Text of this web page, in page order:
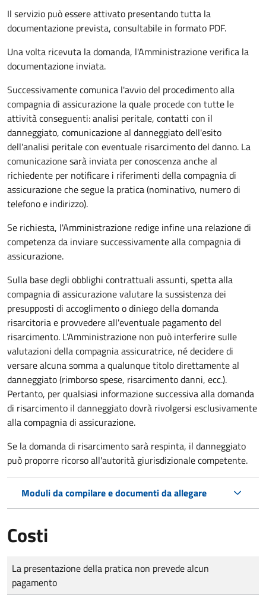
Il servizio può essere attivato presentando tutta la
documentazione prevista, consultabile in formato PDF.
Una volta ricevuta la domanda, l'Amministrazione verifica la
documentazione inviata.
Successivamente comunica l'avvio del procedimento alla
compagnia di assicurazione la quale procede con tutte le
attività conseguenti: analisi peritale, contatti con il
danneggiato, comunicazione al danneggiato dell'esito
dell'analisi peritale con eventuale risarcimento del danno. La
comunicazione sarà inviata per conoscenza anche al
richiedente per notificare i riferimenti della compagnia di
assicurazione che segue la pratica (nominativo, numero di
telefono e indirizzo).
Se richiesta, l'Amministrazione redige infine una relazione di
competenza da inviare successivamente alla compagnia di
assicurazione.
Sulla base degli obblighi contrattuali assunti, spetta alla
compagnia di assicurazione valutare la sussistenza dei
presupposti di accoglimento o diniego della domanda
risarcitoria e provvedere all'eventuale pagamento del
risarcimento. L'Amministrazione non può interferire sulle
valutazioni della compagnia assicuratrice, né decidere di
versare alcuna somma a qualunque titolo direttamente al
danneggiato (rimborso spese, risarcimento danni, ecc.).
Pertanto, per qualsiasi informazione successiva alla domanda
di risarcimento il danneggiato dovrà rivolgersi esclusivamente
alla compagnia di assicurazione.
Se la domanda di risarcimento sarà respinta, il danneggiato
può proporre ricorso all'autorità giurisdizionale competente.
Moduli da compilare e documenti da allegare
Costi
Tipo di pagamento
Importo
La presentazione della pratica non prevede alcun
pagamento